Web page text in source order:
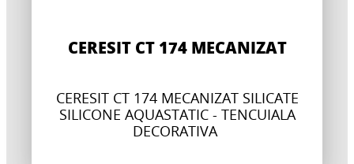
CERESIT CT 174 MECANIZAT
CERESIT CT 174 MECANIZAT SILICATE
SILICONE AQUASTATIC - TENCUIALA
DECORATIVA